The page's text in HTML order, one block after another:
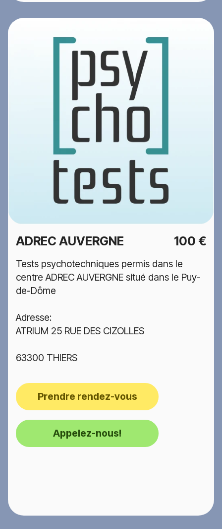
ADREC AUVERGNE 100 €
Tests psychotechniques permis dans le
centre ADREC AUVERGNE situé dans le Puy-
de-Dôme
Adresse:
ATRIUM 25 RUE DES CIZOLLES
63300 THIERS
Prendre rendez-vous
Appelez-nous!